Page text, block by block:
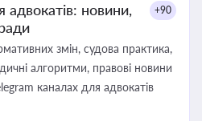
новини,
+90
змін, судова практика,
алгоритми, правові новини
каналах для адвокатів